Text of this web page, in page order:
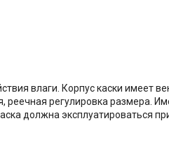
влаги. Корпус каски имеет
регулировка размера.
должна эксплуатироваться